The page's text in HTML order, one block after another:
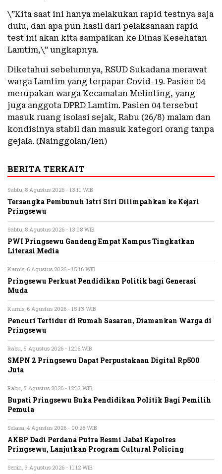
\”Kita saat ini hanya melakukan rapid testnya saja
dulu, dan apa pun hasil dari pelaksanaan rapid
test ini akan kita sampaikan ke Dinas Kesehatan
Lamtim,\” ungkapnya.
Diketahui sebelumnya, RSUD Sukadana merawat
warga Lamtim yang terpapar Covid-19. Pasien 04
merupakan warga Kecamatan Melinting, yang
juga anggota DPRD Lamtim. Pasien 04 tersebut
masuk ruang isolasi sejak, Rabu (26/8) malam dan
kondisinya stabil dan masuk kategori orang tanpa
gejala. (Nainggolan/len)
BERITA TERKAIT
Sabtu, 8 Agustus 2026 - 13:11 WIB
Tersangka Pembunuh Istri Siri Dilimpahkan ke Kejari
Pringsewu
Sabtu, 8 Agustus 2026 - 13:08 WIB
PWI Pringsewu Gandeng Empat Kampus Tingkatkan
Literasi Media
Kamis, 6 Agustus 2026 - 15:16 WIB
Pringsewu Perkuat Pendidikan Politik bagi Generasi
Muda
Kamis, 6 Agustus 2026 - 15:13 WIB
Pencuri Tertidur di Rumah Sasaran, Diamankan Warga di
Pringsewu
Rabu, 5 Agustus 2026 - 12:16 WIB
SMPN 2 Pringsewu Dapat Perpustakaan Digital Rp500
Juta
Rabu, 5 Agustus 2026 - 12:13 WIB
Bupati Pringsewu Buka Pendidikan Politik Bagi Pemilih
Pemula
Selasa, 4 Agustus 2026 - 00:28 WIB
AKBP Dadi Perdana Putra Resmi Jabat Kapolres
Pringsewu, Lanjutkan Program Cultural Policing
Senin, 3 Agustus 2026 - 11:12 WIB